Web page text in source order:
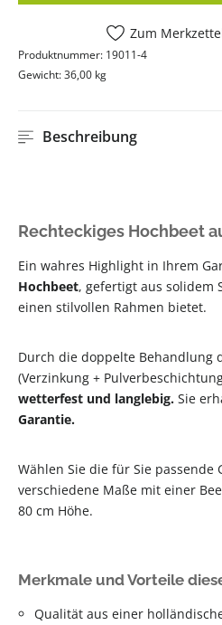
Zum
Produktnummer: 19011-4
Gewicht:36,00 kg
Beschreibung
Rechteckiges Hochbeet
Ein wahres Highlight in Ihrem
Hochbeet, gefertigt aus solidem
einen stilvollen Rahmen bietet.
Durch die doppelte Behandlung
(Verzinkung +
wetterfest und langlebig. Sie
Garantie.
Wählen Sie die für Sie passende
verschiedene Maße mit einer
80 cm Höhe.
Merkmale und Vorteile
Qualität aus einer